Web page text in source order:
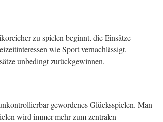
zu spielen beginnt, die Einsätze
wie Sport vernachlässigt.
unbedingt zurückgewinnen.
gewordenes Glücksspielen. Man
wird immer mehr zum zentralen